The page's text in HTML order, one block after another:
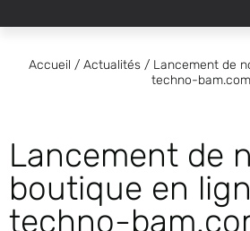
Accueil / Actualités / Lancement de
techno-bam.com
Lancement de
boutique en
techno-